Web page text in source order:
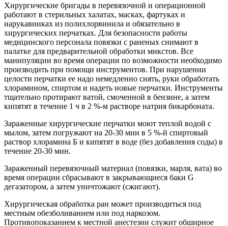
Хирургические бригады в перевязочной и операционной
работают в стерильных халатах, масках, фартуках и
нарукавниках из полихлорвинила и обязательно в
хирургических перчатках. Для безопасности работы
медицинского персонала повязки с раненых снимают в
палатке для предварительной обработки микстов. Все
манипуляции во время операции по возможности необходимо
производить при помощи инструментов. При нарушении
целости перчатки ее надо немедленно снять, руки обработать
хлорамином, спиртом и надеть новые перчатки. Инструменты
тщательно протирают ватой, смоченной в бензине, а затем
кипятят в течение 1 ч в 2 %-м растворе натрия бикарбоната.
Зараженные хирургические перчатки моют теплой водой с
мылом, затем погружают на 20-30 мин в 5 %-й спиртовый
раствор хлорамина Б и кипятят в воде (без добавления соды) в
течение 20-30 мин.
Зараженный перевязочный материал (повязки, марля, вата) во
время операции сбрасывают в закрывающиеся баки G
дегазатором, а затем уничтожают (сжигают).
Хирургическая обработка ран может производиться под
местным обезболиванием или под наркозом.
Противопоказанием к местной анестезии служит обширное